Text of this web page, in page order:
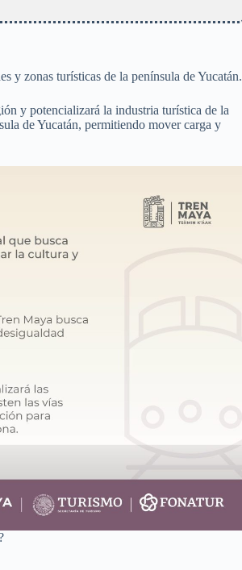
y zonas turísticas de la península de Yucatán.
y potencializará la industria turística de la
de Yucatán, permitiendo mover carga y